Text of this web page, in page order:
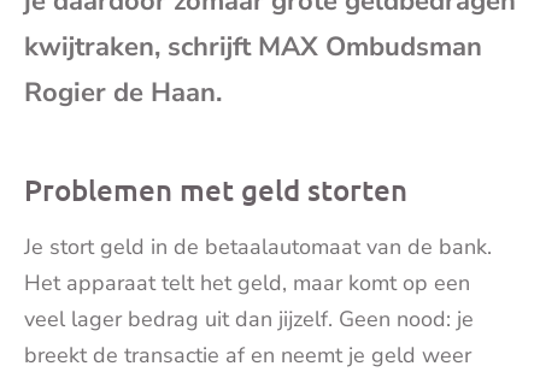
kwijtraken, schrijft MAX Ombudsman
Rogier de Haan.
Problemen met geld storten
Je stort geld in de betaalautomaat van de bank.
Het apparaat telt het geld, maar komt op een
veel lager bedrag uit dan jijzelf. Geen nood: je
breekt de transactie af en neemt je geld weer